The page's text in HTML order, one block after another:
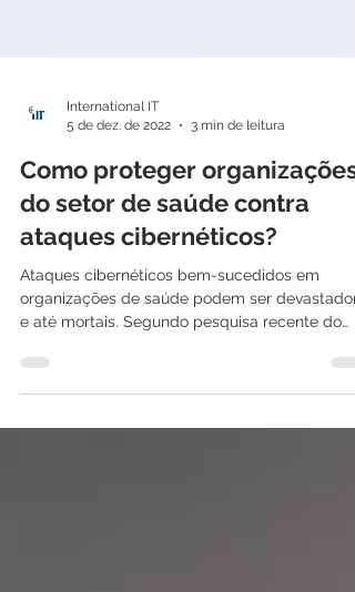
5 de dez. de 2022
3 min de leitura
Como proteger organizações
do setor de saúde contra
ataques cibernéticos?
Ataques cibernéticos bem-sucedidos em
organizações de saúde podem ser
e até mortais. Segundo pesquisa recente do